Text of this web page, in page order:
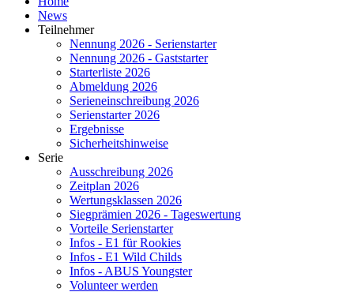
News
Teilnehmer
Nennung 2026 - Serienstarter
Nennung 2026 - Gaststarter
Starterliste 2026
Abmeldung 2026
Serieneinschreibung 2026
Serienstarter 2026
Ergebnisse
Sicherheitshinweise
Serie
Ausschreibung 2026
Zeitplan 2026
Wertungsklassen 2026
Siegprämien 2026 - Tageswertung
Vorteile Serienstarter
Infos - E1 für Rookies
Infos - E1 Wild Childs
Infos - ABUS Youngster
Volunteer werden